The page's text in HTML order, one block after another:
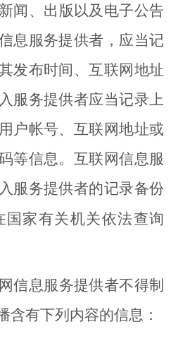
闻、出版以及电子公告
息服务提供者，应当记
发布时间、互联网地址
服务提供者应当记录上
户帐号、互联网地址或
等信息。互联网信息服
服务提供者的记录备份
国家有关机关依法查询
信息服务提供者不得制
含有下列内容的信息：